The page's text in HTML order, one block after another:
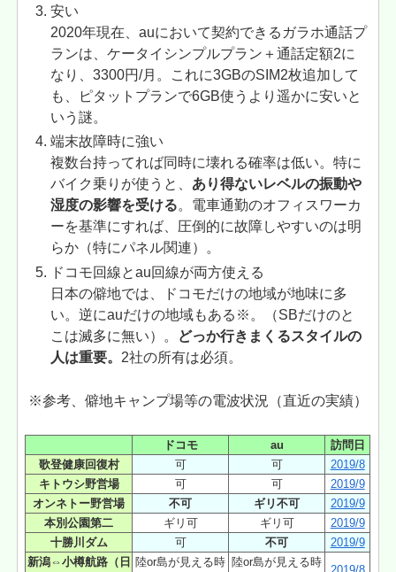
安い
2020年現在、auにおいて契約できるガラホ通話プ
ランは、ケータイシンプルプラン＋通話定額2に
なり、3300円/月。これに3GBのSIM2枚追加して
も、ピタットプランで6GB使うより遥かに安いと
いう謎。
端末故障時に強い
複数台持ってれば同時に壊れる確率は低い。特に
バイク乗りが使うと、 あり得ないレベルの振動や
湿度の影響を受ける。電車通勤のオフィスワーカ
ーを基準にすれば、圧倒的に故障しやすいのは明
らか（特にパネル関連）。
ドコモ回線とau回線が両方使える
日本の僻地では、ドコモだけの地域が地味に多
い。逆にauだけの地域もある※。（SBだけのと
こは滅多に無い）。 どっか行きまくるスタイルの
人は重要。 2社の所有は必須。
※参考、僻地キャンプ場等の電波状況（直近の実績）
ドコモ au
訪問日
歌登健康回復村
可 可
2019/8
キトウシ野営場
可 可
2019/9
オンネトー野営場
不可 ギリ不可
2019/9
本別公園第二
ギリ可 ギリ可
2019/9
十勝川ダム
可 不可
2019/9
新潟⇔小樽航路（日 陸or島が見える時 陸or島が見える時